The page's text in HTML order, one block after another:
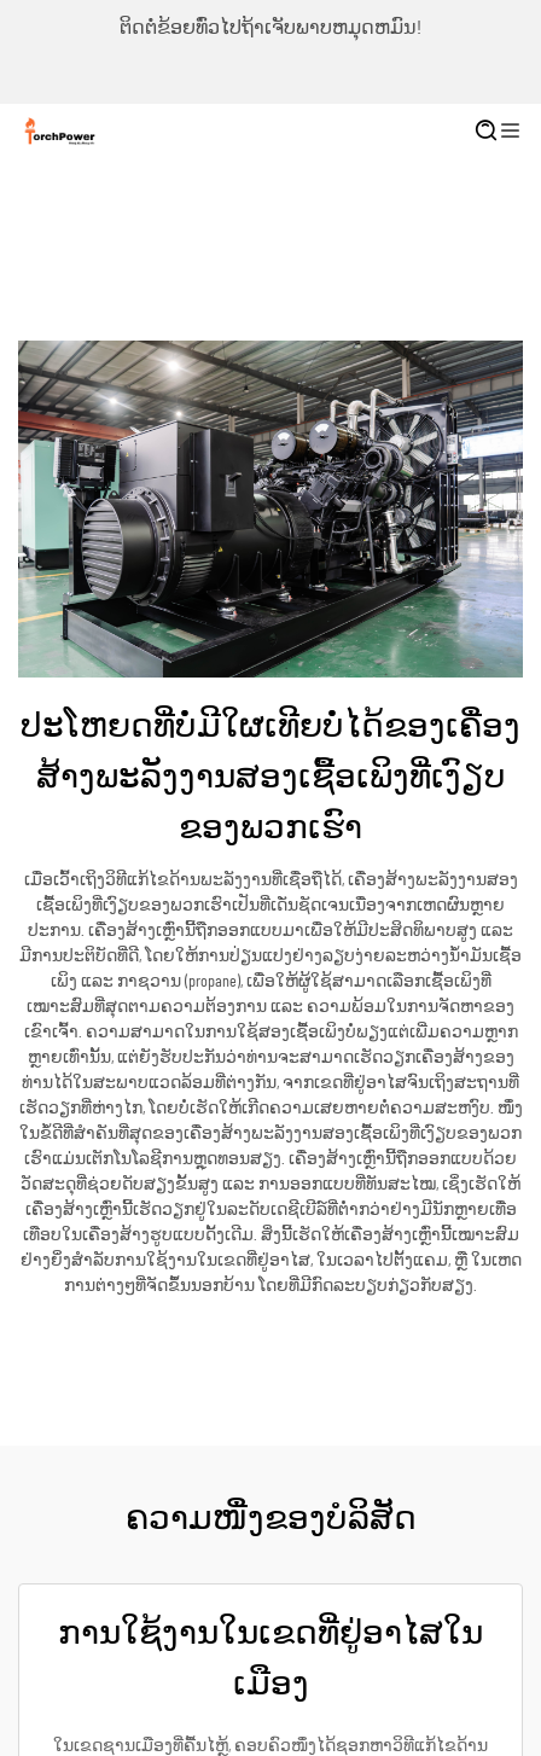
ຕິດຕໍ່ຂ້ອຍທົ່ວໄປຖ້າເຈັບພາບຫມຸດຫມົນ!
ປະໂຫຍດທີ່ບໍ່ມີໃຜເທີຍບໍ່ໄດ້ຂອງເຄື່ອງ
ສ້າງພະລັງງານສອງເຊື້ອເພິງທີ່ເງົຽບ
ຂອງພວກເຮົາ
ເມື່ອເວົ້າເຖິງວິທີແກ້ໄຂດ້ານພະລັງງານທີ່ເຊື່ອຖືໄດ້, ເຄື່ອງສ້າງພະລັງງານສອງ
ເຊື້ອເພິງທີ່ເງົຽບຂອງພວກເຮົາເປັນທີ່ເດັ່ນຊັດເຈນເນື່ອງຈາກເຫດຜົນຫຼາຍ
ປະການ. ເຄື່ອງສ້າງເຫຼົ່ານີ້ຖືກອອກແບບມາເພື່ອໃຫ້ມີປະສິດທິພາບສູງ ແລະ
ມີການປະຕິບັດທີ່ດີ, ໂດຍໃຫ້ການປ່ຽນແປງຢ່າງລຽບງ່າຍລະຫວ່າງນ້ຳມັນເຊື້ອ
ເພິງ ແລະ ກາຊວານ (propane), ເພື່ອໃຫ້ຜູ້ໃຊ້ສາມາດເລືອກເຊື້ອເພິງທີ່
ເໝາະສົມທີ່ສຸດຕາມຄວາມຕ້ອງການ ແລະ ຄວາມພ້ອມໃນການຈັດຫາຂອງ
ເຂົາເຈົ້າ. ຄວາມສາມາດໃນການໃຊ້ສອງເຊື້ອເພິງບໍ່ພຽງແຕ່ເພີ່ມຄວາມຫຼາກ
ຫຼາຍເທົ່ານັ້ນ, ແຕ່ຍັງຮັບປະກັນວ່າທ່ານຈະສາມາດເຮັດວຽກເຄື່ອງສ້າງຂອງ
ທ່ານໄດ້ໃນສະພາບແວດລ້ອມທີ່ຕ່າງກັນ, ຈາກເຂດທີ່ຢູ່ອາໄສຈົນເຖິງສະຖານທີ່
ເຮັດວຽກທີ່ຫ່າງໄກ, ໂດຍບໍ່ເຮັດໃຫ້ເກີດຄວາມເສຍຫາຍຕໍ່ຄວາມສະຫງົບ. ໜຶ່ງ
ໃນຂໍ້ດີທີ່ສຳຄັນທີ່ສຸດຂອງເຄື່ອງສ້າງພະລັງງານສອງເຊື້ອເພິງທີ່ເງົຽບຂອງພວກ
ເຮົາແມ່ນເຕັກໂນໂລຊີການຫຼຸດທອນສຽງ. ເຄື່ອງສ້າງເຫຼົ່ານີ້ຖືກອອກແບບດ້ວຍ
ວັດສະດຸທີ່ຊ່ວຍດັບສຽງຂັ້ນສູງ ແລະ ການອອກແບບທີ່ທັນສະໄໝ, ເຊິ່ງເຮັດໃຫ້
ເຄື່ອງສ້າງເຫຼົ່ານີ້ເຮັດວຽກຢູ່ໃນລະດັບເດຊີເບີລ໌ທີ່ຕ່ຳກວ່າຢ່າງມີນັກຫຼາຍເທື່ອ
ເທືອບໃນເຄື່ອງສ້າງຮູບແບບດັ້ງເດີມ. ສິ່ງນີ້ເຮັດໃຫ້ເຄື່ອງສ້າງເຫຼົ່ານີ້ເໝາະສົມ
ຢ່າງຍິ່ງສຳລັບການໃຊ້ງານໃນເຂດທີ່ຢູ່ອາໄສ, ໃນເວລາໄປຕັ້ງແຄມ, ຫຼື ໃນເຫດ
ການຕ່າງໆທີ່ຈັດຂຶ້ນນອກບ້ານ ໂດຍທີ່ມີກົດລະບຽບກ່ຽວກັບສຽງ.
ຄວາມໜື່ງຂອງບໍລິສັດ
ການໃຊ້ງານໃນເຂດທີ່ຢູ່ອາໄສໃນ
ເມືອງ
ໃນເຂດຊານເມືອງທີ່ຄື້ນໄຫຼ້, ຄອບຄົວໜຶ່ງໄດ້ຊອກຫາວິທີແກ້ໄຂດ້ານ